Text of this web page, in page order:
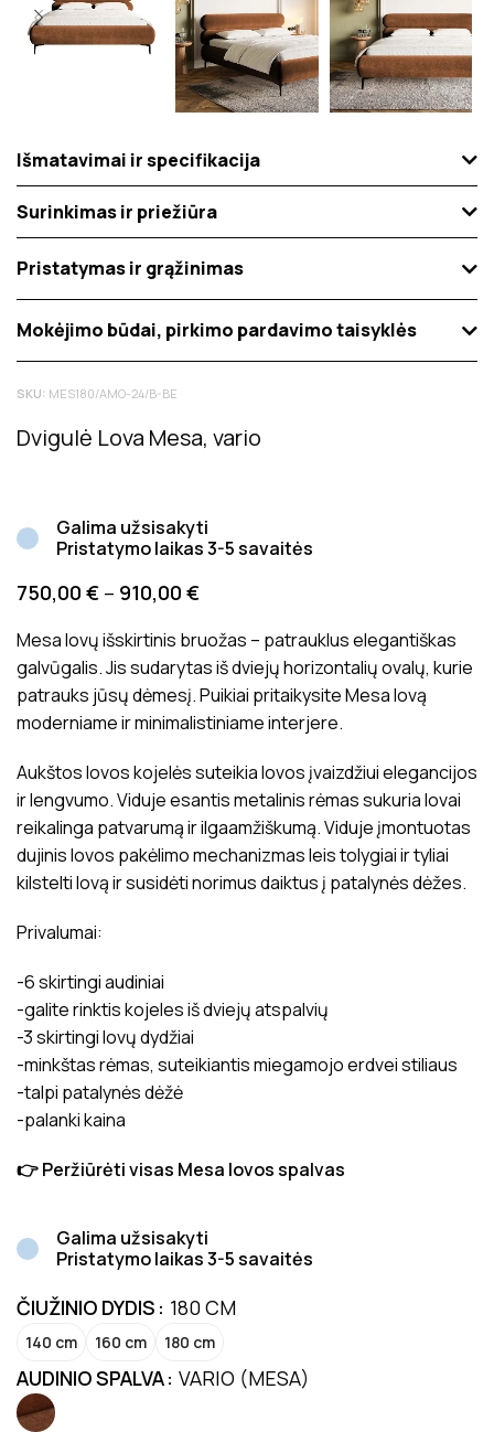
Išmatavimai ir specifikacija
Surinkimas ir priežiūra
Pristatymas ir grąžinimas
Mokėjimo būdai, pirkimo pardavimo taisyklės
SKU: MES180/AMO-24/B-BE
Dvigulė Lova Mesa, vario
Galima užsisakyti
Pristatymo laikas 3-5 savaitės
750,00 € – 910,00 €
Mesa lovų išskirtinis bruožas – patrauklus elegantiškas
galvūgalis. Jis sudarytas iš dviejų horizontalių ovalų, kurie
patrauks jūsų dėmesį. Puikiai pritaikysite Mesa lovą
moderniame ir minimalistiniame interjere.
Aukštos lovos kojelės suteikia lovos įvaizdžiui elegancijos
ir lengvumo. Viduje esantis metalinis rėmas sukuria lovai
reikalinga patvarumą ir ilgaamžiškumą. Viduje įmontuotas
dujinis lovos pakėlimo mechanizmas leis tolygiai ir tyliai
kilstelti lovą ir susidėti norimus daiktus į patalynės dėžes.
Privalumai:
-6 skirtingi audiniai
-galite rinktis kojeles iš dviejų atspalvių
-3 skirtingi lovų dydžiai
-minkštas rėmas, suteikiantis miegamojo erdvei stiliaus
-talpi patalynės dėžė
-palanki kaina
👉 Peržiūrėti visas Mesa lovos spalvas
Galima užsisakyti
Pristatymo laikas 3-5 savaitės
ČIUŽINIO DYDIS 180 CM
140 cm 160 cm 180 cm
AUDINIO SPALVA VARIO (MESA)